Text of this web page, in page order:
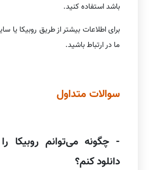
باشد استفاده کنید.
برای اطلاعات بیشتر از طریق روبیکا یا
ما در ارتباط باشید.
سوالات متداول
- چگونه می‌توانم روبیکا
دانلود کنم؟